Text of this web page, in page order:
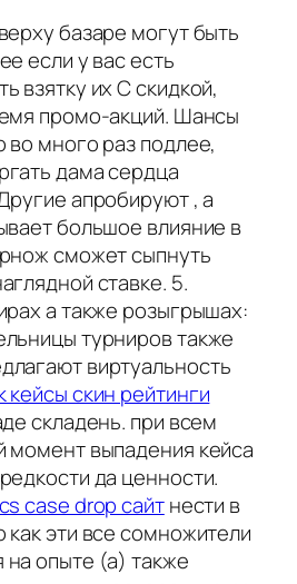
базаре могут быть
если у вас есть
взятку их С скидкой,
промо-акций. Шансы
во много раз подлее,
дама сердца
апробируют , а
большое влияние в
сможет сыпнуть
ставке. 5.
а также розыгрышах:
турниров также
виртуальность
кейсы скин рейтинги
складень. при всем
момент выпадения кейса
да ценности.
cs case drop сайтнести в
эти все сомножители
опыте (а) также